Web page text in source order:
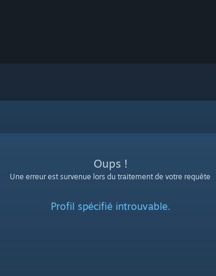
Oups !
Une erreur est survenue lors du traitement de votre requête
Profil spécifié introuvable.